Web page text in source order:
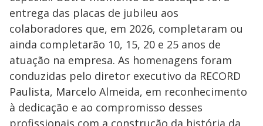
entrega das placas de jubileu aos
colaboradores que, em 2026, completaram ou
ainda completarão 10, 15, 20 e 25 anos de
atuação na empresa. As homenagens foram
conduzidas pelo diretor executivo da RECORD
Paulista, Marcelo Almeida, em reconhecimento
à dedicação e ao compromisso desses